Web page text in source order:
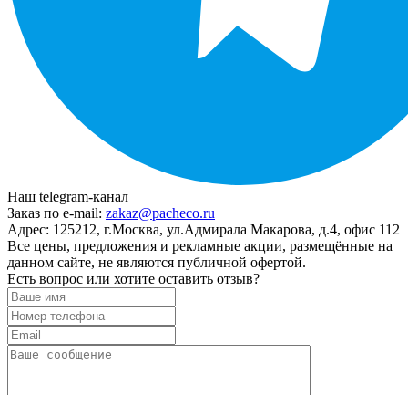
Наш telegram-канал
Заказ по e-mail: zakaz@pacheco.ru
Адрес: 125212, г.Москва, ул.Адмирала Макарова, д.4, офис 112
Все цены, предложения и рекламные акции, размещённые на
данном сайте, не являются публичной офертой.
Есть вопрос или хотите оставить отзыв?